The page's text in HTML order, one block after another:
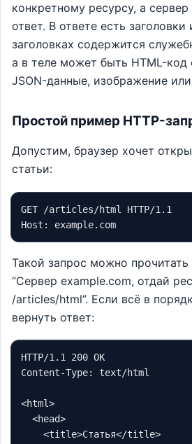
конкретному ресурсу, а
ответ. В ответе есть заголовки
заголовках содержится
а в теле может быть HTML-код
JSON-данные, изображение или
Простой пример HTTP-
Допустим, браузер хочет
статьи:
GET /articles/html HTTP/1.1
Host: example.com
Такой запрос можно
“Сервер example.com, отдай
/articles/html”. Если всё в
вернуть ответ:
HTTP/1.1 200 OK
Content-Type: text/html
<html>
  <head>
    <title>Статья</title>